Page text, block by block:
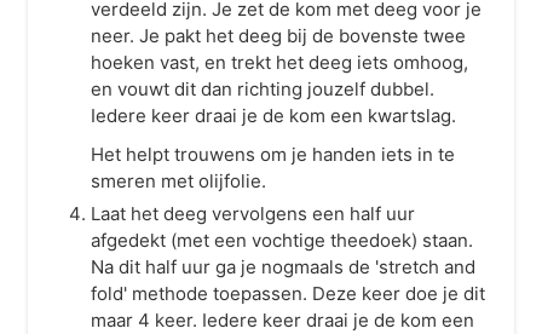
verdeeld zijn. Je zet de kom met deeg voor je
neer. Je pakt het deeg bij de bovenste twee
hoeken vast, en trekt het deeg iets omhoog,
en vouwt dit dan richting jouzelf dubbel.
Iedere keer draai je de kom een kwartslag.
Het helpt trouwens om je handen iets in te
smeren met olijfolie.
Laat het deeg vervolgens een half uur
afgedekt (met een vochtige theedoek) staan.
Na dit half uur ga je nogmaals de 'stretch and
fold' methode toepassen. Deze keer doe je dit
maar 4 keer. Iedere keer draai je de kom een